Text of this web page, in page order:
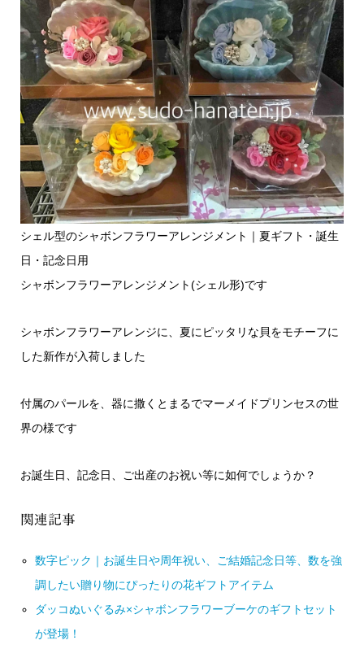
シェル型のシャボンフラワーアレンジメント｜夏ギフト・誕生
日・記念日用
シャボンフラワーアレンジメント(シェル形)です
シャボンフラワーアレンジに、夏にピッタリな貝をモチーフに
した新作が入荷しました
付属のパールを、器に撒くとまるでマーメイドプリンセスの世
界の様です
お誕生日、記念日、ご出産のお祝い等に如何でしょうか？
関連記事
数字ピック｜お誕生日や周年祝い、ご結婚記念日等、数を強
調したい贈り物にぴったりの花ギフトアイテム
ダッコぬいぐるみ×シャボンフラワーブーケのギフトセット
が登場！